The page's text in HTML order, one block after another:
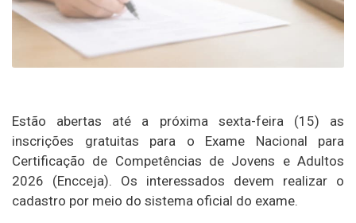
Estão abertas até a próxima sexta-feira (15) as
inscrições gratuitas para o Exame Nacional para
Certificação de Competências de Jovens e Adultos
2026 (Encceja). Os interessados devem realizar o
cadastro por meio do sistema oficial do exame.